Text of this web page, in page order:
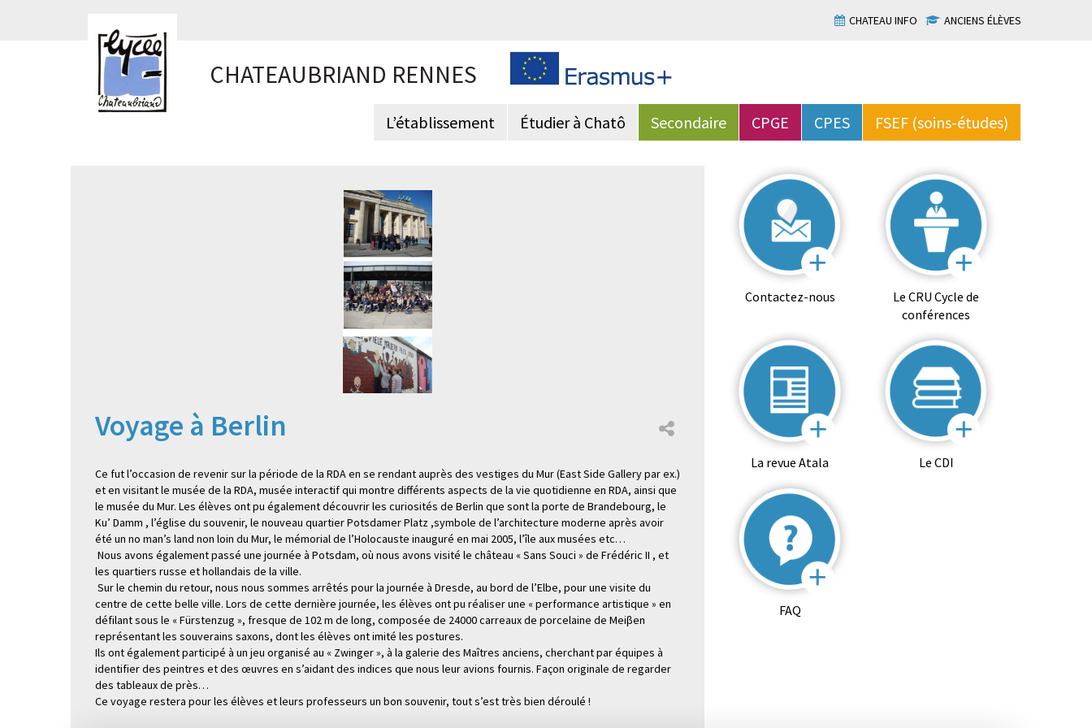
CHATEAU INFO ANCIENS ÉLÈVES
CHATEAUBRIAND RENNES
L’établissement Étudier à Chatô Secondaire CPGE CPES FSEF (soins-études)
Voyage à Berlin
Ce fut l’occasion de revenir sur la période de la RDA en se rendant auprès des vestiges du Mur (East Side Gallery par ex.)
et en visitant le musée de la RDA, musée interactif qui montre différents aspects de la vie quotidienne en RDA, ainsi que
le musée du Mur. Les élèves ont pu également découvrir les curiosités de Berlin que sont la porte de Brandebourg, le
Ku’ Damm , l’église du souvenir, le nouveau quartier Potsdamer Platz ,symbole de l’architecture moderne après avoir
été un no man’s land non loin du Mur, le mémorial de l’Holocauste inauguré en mai 2005, l’île aux musées etc…
Nous avons également passé une journée à Potsdam, où nous avons visité le château « Sans Souci » de Frédéric II , et
les quartiers russe et hollandais de la ville.
Sur le chemin du retour, nous nous sommes arrêtés pour la journée à Dresde, au bord de l’Elbe, pour une visite du
centre de cette belle ville. Lors de cette dernière journée, les élèves ont pu réaliser une « performance artistique » en
défilant sous le « Fürstenzug », fresque de 102 m de long, composée de 24000 carreaux de porcelaine de Meiβen
représentant les souverains saxons, dont les élèves ont imité les postures.
Ils ont également participé à un jeu organisé au « Zwinger », à la galerie des Maîtres anciens, cherchant par équipes à
identifier des peintres et des œuvres en s’aidant des indices que nous leur avions fournis. Façon originale de regarder
des tableaux de près…
Ce voyage restera pour les élèves et leurs professeurs un bon souvenir, tout s’est très bien déroulé !
Contactez-nous
Le CRU Cycle de
conférences
La revue Atala Le CDI
FAQ